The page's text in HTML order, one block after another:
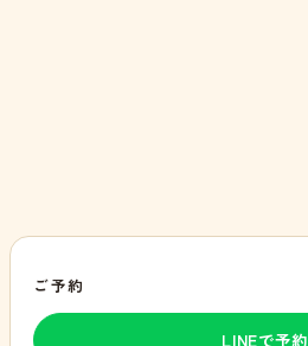
ご予約
LINEで予約